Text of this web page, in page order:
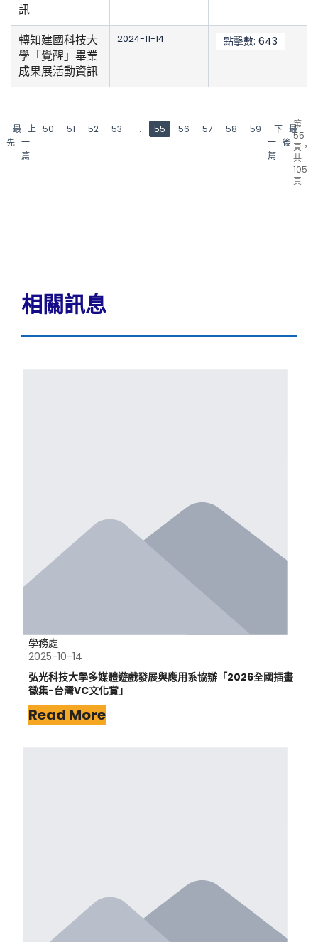
訊
轉知建國科技大
學「覺醒」畢業
成果展活動資訊
2024-11-14 點擊數: 643
第
55
頁，
共
105
頁
最
先
上
一
篇
50 51 52 53 ... 55 56 57 58 59
下
一
篇
最
後
相關訊息
學務處
2025-10-14
弘光科技大學多媒體遊戲發展與應用系協辦「2026全國插畫
徵集-台灣VC文化賞」
Read More